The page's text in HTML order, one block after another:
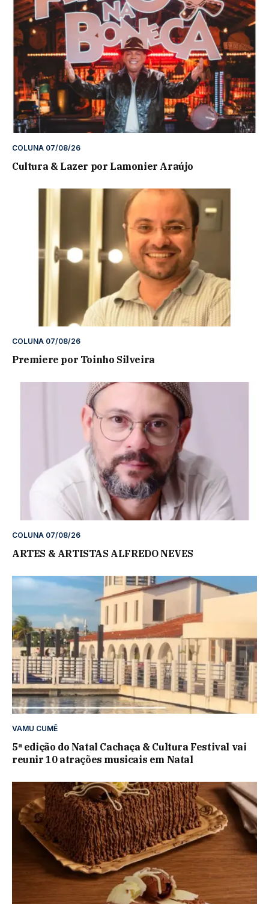
COLUNA 07/08/26
Cultura & Lazer por Lamonier Araújo
COLUNA 07/08/26
Premiere por Toinho Silveira
COLUNA 07/08/26
ARTES & ARTISTAS ALFREDO NEVES
VAMU CUMÊ
5ª edição do Natal Cachaça & Cultura Festival vai
reunir 10 atrações musicais em Natal